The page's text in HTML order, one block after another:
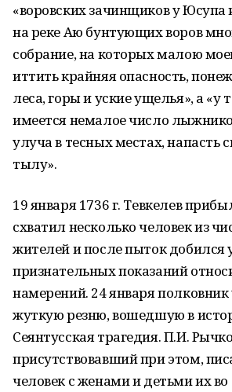
«воровских зачинщиков у
на реке Аю бунтующих воров
собрание, на которых малою
иттить крайняя опасность,
леса, горы и уские ущелья», а «у
имеется немалое число
улуча в тесных местах, напасть
тылу».
19 января 1736 г. Тевкелев
схватил несколько человек из
жителей и после пыток добился
признательных показаний
намерений. 24 января
жуткую резню, вошедшую в
Сеянтусская трагедия. П.И.
присутствовавший при этом,
человек с женами и детьми их во